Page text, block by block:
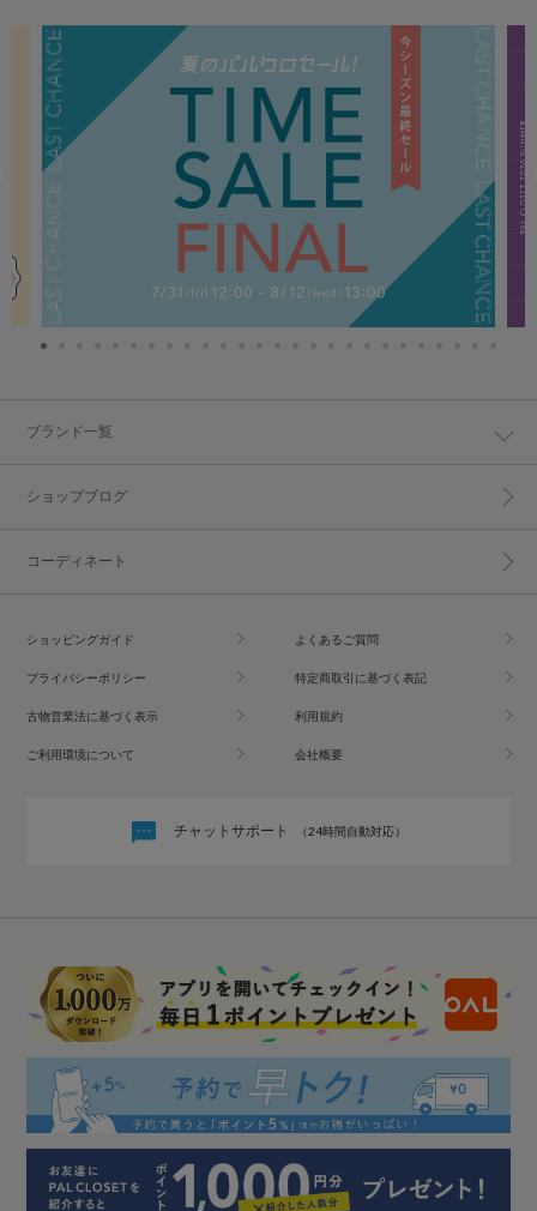
ブランド一覧
ショップブログ
コーディネート
ショッピングガイド よくあるご質問
プライバシーポリシー 特定商取引に基づく表記
古物営業法に基づく表示 利用規約
ご利用環境について 会社概要
チャットサポート （24時間自動対応）